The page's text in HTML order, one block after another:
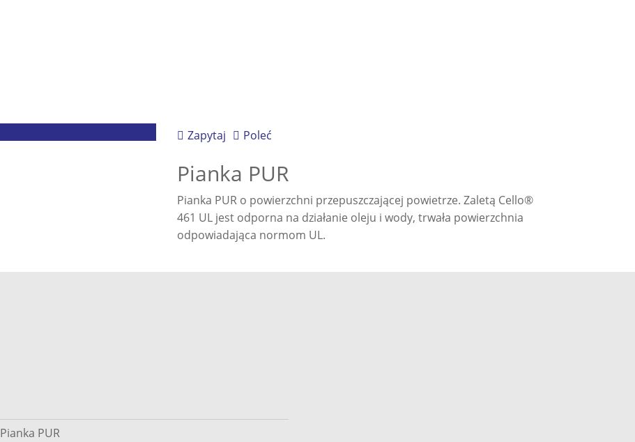
Zapytaj Poleć
Pianka PUR
Pianka PUR o powierzchni przepuszczającej powietrze. Zaletą Cello®
461 UL jest odporna na działanie oleju i wody, trwała powierzchnia
odpowiadająca normom UL.
Pianka PUR